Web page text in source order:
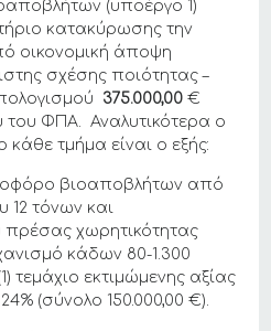
(υποέργο 1)
κατακύρωσης την
οικονομική άποψη
σχέσης ποιότητας –
375.000,00 €
ΦΠΑ. Αναλυτικότερα ο
τμήμα είναι ο εξής:
βιοαποβλήτων από
12 τόνων και
χωρητικότητας
κάδων 80-1.300
τεμάχιο εκτιμώμενης αξίας
(σύνολο 150.000,00 €).